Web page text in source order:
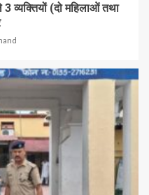
व्यक्तियों (दो महिलाओं तथा